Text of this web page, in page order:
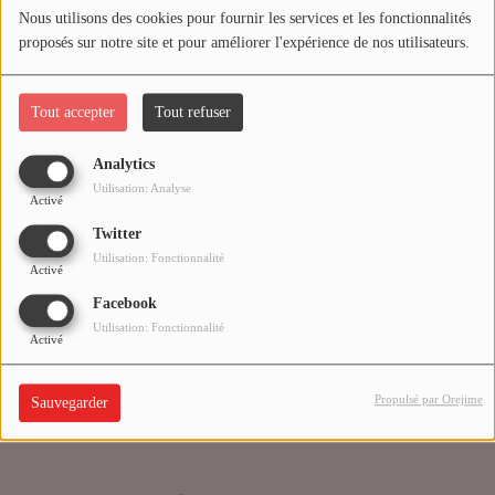
Nous utilisons des cookies pour fournir les services et les fonctionnalités
proposés sur notre site et pour améliorer l'expérience de nos utilisateurs.
Tout accepter Tout refuser
Analytics
Activé
Utilisation: Analyse
Twitter
Activé
Utilisation: Fonctionnalité
Facebook
Activé
Utilisation: Fonctionnalité
Sauvegarder Propulsé par Orejime
Médias
PODCASTS
Agenda
Titres diffusés
Se connecter
Oups, vous avez
rencontré une erreur.
Il semble que la page que vous recherchez n’existe plus.